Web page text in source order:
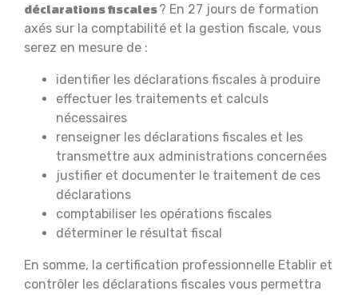
déclarations fiscales? En 27 jours de formation
axés sur la comptabilité et la gestion fiscale, vous
serez en mesure de :
identifier les déclarations fiscales à produire
effectuer les traitements et calculs
nécessaires
renseigner les déclarations fiscales et les
transmettre aux administrations concernées
justifier et documenter le traitement de ces
déclarations
comptabiliser les opérations fiscales
déterminer le résultat fiscal
En somme, la certification professionnelle Etablir et
contrôler les déclarations fiscales vous permettra